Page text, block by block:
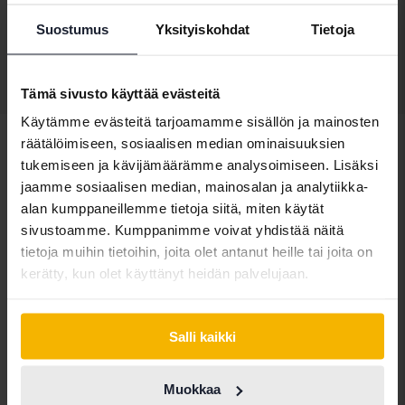
Suostumus Yksityiskohdat Tietoja
Tämä sivusto käyttää evästeitä
Käytämme evästeitä tarjoamamme sisällön ja mainosten
räätälöimiseen, sosiaalisen median ominaisuuksien
tukemiseen ja kävijämäärämme analysoimiseen. Lisäksi
jaamme sosiaalisen median, mainosalan ja analytiikka-
alan kumppaneillemme tietoja siitä, miten käytät
sivustoamme. Kumppanimme voivat yhdistää näitä
tietoja muihin tietoihin, joita olet antanut heille tai joita on
kerätty, kun olet käyttänyt heidän palvelujaan.
Salli kaikki
Muokkaa
Arvostuksemme on matkalla
Näytä 3 of 3 osumia
Ajoneuvot Jeep
Jeepmallit
Jeep Cherokee
Jeep Grand
Jeep Wrangler